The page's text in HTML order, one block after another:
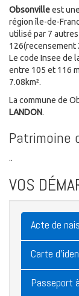
Obsonvilleest
région île-de-
utilisé par 7
126(recensement
Le code Insee de
entre 105 et 116
7.08km².
La commune de
LANDON.
Patrimoine
..
VOS
Acte de
Carte
Passeport